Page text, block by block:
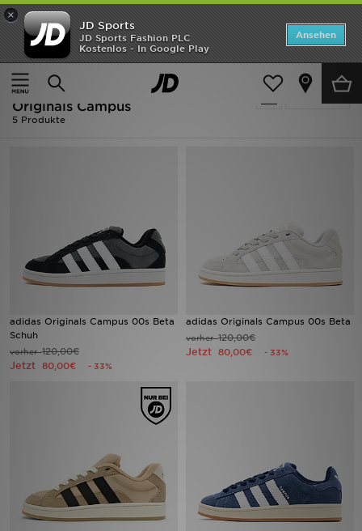
×
JD Sports
JD Sports Fashion PLC
Kostenlos - In Google Play
Ansehen
Home
Herren
Verfeinern
Ausverkauf | Herren - Adidas
Originals Campus
5 Produkte
adidas Originals Campus 00s Beta
Schuh
vorher120,00€
Jetzt 80,00€ - 33%
adidas Originals Campus 00s Beta
vorher120,00€
Jetzt 80,00€ - 33%
ANGEBOTE
Neuheiten
Herren
Marken
Fußball
Sport
Lade die APP
Hilfe & Kontakt
Geschenkgutschein